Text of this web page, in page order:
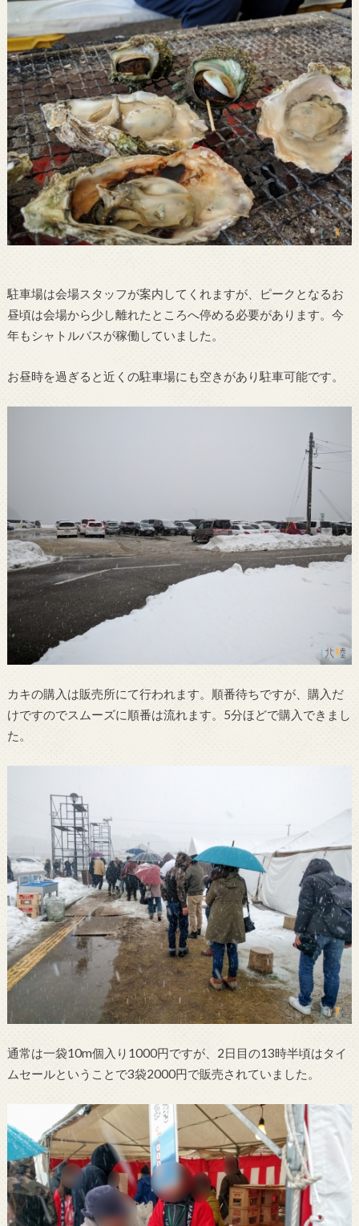
駐車場は会場スタッフが案内してくれますが、ピークとなるお
昼頃は会場から少し離れたところへ停める必要があります。今
年もシャトルバスが稼働していました。
お昼時を過ぎると近くの駐車場にも空きがあり駐車可能です。
カキの購入は販売所にて行われます。順番待ちですが、購入だ
けですのでスムーズに順番は流れます。5分ほどで購入できまし
た。
通常は一袋10m個入り1000円ですが、2日目の13時半頃はタイ
ムセールということで3袋2000円で販売されていました。